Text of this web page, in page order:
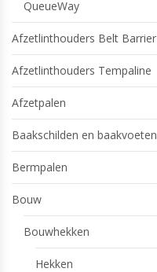
QueueWay
Afzetlinthouders Belt Barrier
Afzetlinthouders Tempaline
Afzetpalen
Baakschilden en baakvoeten
Bermpalen
Bouw
Bouwhekken
Hekken